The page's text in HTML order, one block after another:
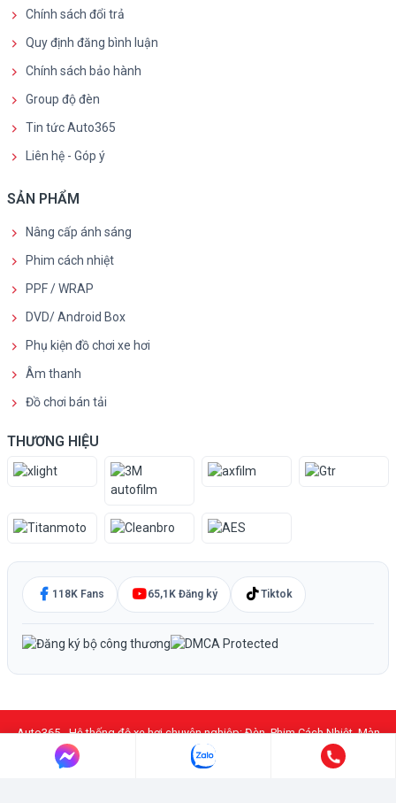
Chính sách đổi trả
Quy định đăng bình luận
Chính sách bảo hành
Group độ đèn
Tin tức Auto365
Liên hệ - Góp ý
SẢN PHẨM
Nâng cấp ánh sáng
Phim cách nhiệt
PPF / WRAP
DVD/ Android Box
Phụ kiện đồ chơi xe hơi
Âm thanh
Đồ chơi bán tải
THƯƠNG HIỆU
118K Fans 65,1K Đăng ký Tiktok
Auto365 - Hệ thống độ xe hơi chuyên nghiệp: Đèn, Phim Cách Nhiệt, Màn
Hình DVD Android, PPF